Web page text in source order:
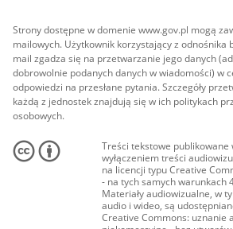
Strony dostępne w domenie www.gov.pl mogą
mailowych. Użytkownik korzystający z odnośnika
mail zgadza się na przetwarzanie jego danych
dobrowolnie podanych danych w wiadomości) w
odpowiedzi na przesłane pytania. Szczegóły
każdą z jednostek znajdują się w ich politykach
osobowych.
Treści tekstowe publikowane
wyłączeniem treści
na licencji typu Creative
- na tych samych warunkach
Materiały audiowizualne, w
audio i wideo, są
Creative Commons: uznanie